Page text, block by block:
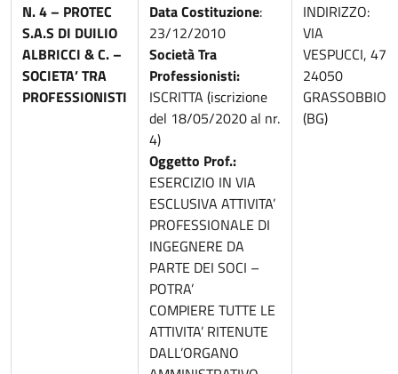
N. 4 – PROTEC
S.A.S DI DUILIO
ALBRICCI & C. –
SOCIETA’ TRA
PROFESSIONISTI
Data Costituzione:
23/12/2010
Società Tra
Professionisti:
ISCRITTA (iscrizione
del 18/05/2020 al nr.
4)
Oggetto Prof.:
ESERCIZIO IN VIA
ESCLUSIVA ATTIVITA’
PROFESSIONALE DI
INGEGNERE DA
PARTE DEI SOCI –
POTRA’
COMPIERE TUTTE LE
ATTIVITA’ RITENUTE
DALL’ORGANO
INDIRIZZO:
VIA
VESPUCCI, 47
24050
GRASSOBBIO
(BG)